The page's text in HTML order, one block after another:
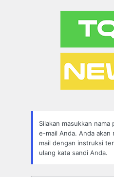
Silakan masukkan
e-mail Anda. Anda akan
mail dengan instruksi
ulang kata sandi Anda.